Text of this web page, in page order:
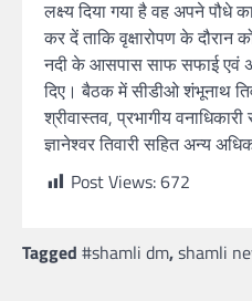
लक्ष्य दिया गया है वह अपने पौधे
कर दें ताकि वृक्षारोपण के दौरान
नदी के आसपास साफ सफाई एवं
दिए। बैठक में सीडीओ शंभूनाथ
श्रीवास्तव, प्रभागीय
ज्ञानेश्वर तिवारी सहित अन्य
Post Views:672
Tagged #shamli dm,shamli